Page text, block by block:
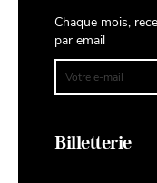
Chaque mois,
par email
Billetterie